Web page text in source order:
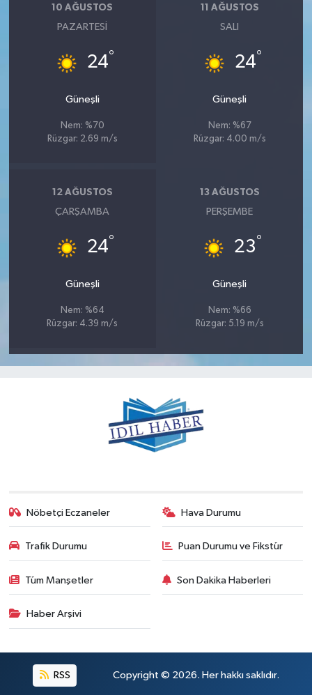
10 AĞUSTOS
PAZARTESI
24°
Güneşli
Nem: %70
Rüzgar: 2.69 m/s
11 AĞUSTOS
SALI
24°
Güneşli
Nem: %67
Rüzgar: 4.00 m/s
12 AĞUSTOS
ÇARŞAMBA
24°
Güneşli
Nem: %64
Rüzgar: 4.39 m/s
13 AĞUSTOS
PERŞEMBE
23°
Güneşli
Nem: %66
Rüzgar: 5.19 m/s
Nöbetçi Eczaneler Hava Durumu
Trafik Durumu Puan Durumu ve Fikstür
Tüm Manşetler Son Dakika Haberleri
Haber Arşivi
RSS Copyright © 2026. Her hakkı saklıdır.